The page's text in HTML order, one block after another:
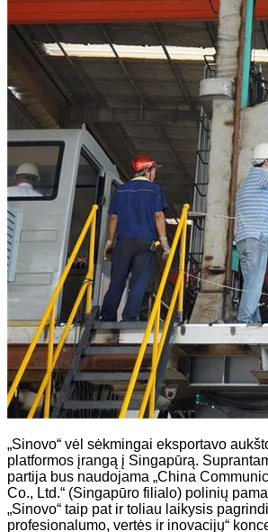
„Sinovo“ vėl sėkmingai eksportavo
platformos įrangą į Singapūrą.
partija bus naudojama „China
Co., Ltd.“ (Singapūro filialo) polinių
„Sinovo“ taip pat ir toliau laikysis
profesionalumo, vertės ir inovacijų“